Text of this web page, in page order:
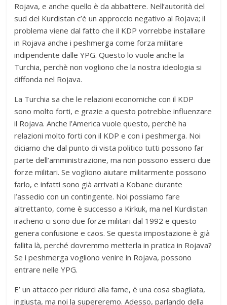
Rojava, e anche quello è da abbattere. Nell’autorità del
sud del Kurdistan c’è un approccio negativo al Rojava; il
problema viene dal fatto che il KDP vorrebbe installare
in Rojava anche i peshmerga come forza militare
indipendente dalle YPG. Questo lo vuole anche la
Turchia, perchè non vogliono che la nostra ideologia si
diffonda nel Rojava.
La Turchia sa che le relazioni economiche con il KDP
sono molto forti, e grazie a questo potrebbe influenzare
il Rojava. Anche l’America vuole questo, perchè ha
relazioni molto forti con il KDP e con i peshmerga. Noi
diciamo che dal punto di vista politico tutti possono far
parte dell’amministrazione, ma non possono esserci due
forze militari. Se vogliono aiutare militarmente possono
farlo, e infatti sono già arrivati a Kobane durante
l’assedio con un contingente. Noi possiamo fare
altrettanto, come è successo a Kirkuk, ma nel Kurdistan
iracheno ci sono due forze militari dal 1992 e questo
genera confusione e caos. Se questa impostazione è già
fallita là, perché dovremmo metterla in pratica in Rojava?
Se i peshmerga vogliono venire in Rojava, possono
entrare nelle YPG.
E’ un attacco per ridurci alla fame, è una cosa sbagliata,
ingiusta, ma noi la supereremo. Adesso, parlando della